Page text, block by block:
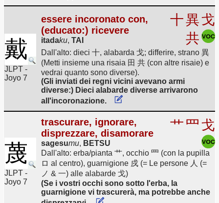
戴
JLPT -
Joyo 7
essere incoronato con,
(educato:) ricevere
itadaku, TAI
十異戈
共
Dall'alto: dieci 十, alabarda 戈; differire, strano 異
(Metti insieme una risaia 田 共 (con altre risaie) e
vedrai quanto sono diverse).
(Gli inviati dei regni vicini avevano armi
diverse:) Dieci alabarde diverse arrivarono
all'incoronazione.
蔑
JLPT -
Joyo 7
trascurare, ignorare,
disprezzare, disamorare
sagesumu, BETSU
艹罒戈
Dall'alto: erba/pianta 艹, occhio 罒 (con la pupilla
ロ al centro), guarnigione 戍 (= Le persone 人 (=
ノ & 一) alle alabarde 戈)
(Se i vostri occhi sono sotto l'erba, la
guarnigione vi trascurerà, ma potrebbe anche